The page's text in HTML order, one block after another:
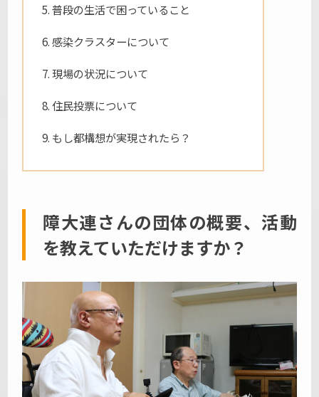
普段の生活で困っていること
感染クラスターについて
現場の状況について
住民投票について
もし都構想が実現されたら？
障大連さんの団体の概要、活動
を教えていただけますか？